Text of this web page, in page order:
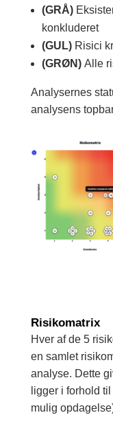
(GRÅ)
konkluderet
(GUL)Risici
(GRØN)Alle
Analysernes
analysens
Risikomatrix
Hver af de 5
en samlet
analyse. Dette
ligger i forhold
mulig